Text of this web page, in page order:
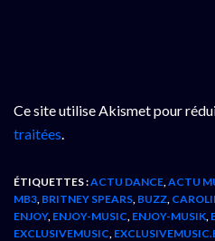
Ce site utilise Akismet pour
traitées.
ÉTIQUETTES :ACTU DANCE,ACTU
MB3, BRITNEY SPEARS, BUZZ,
ENJOY, ENJOY-MUSIC, ENJOY-MUSIK,
EXCLUSIVEMUSIC,